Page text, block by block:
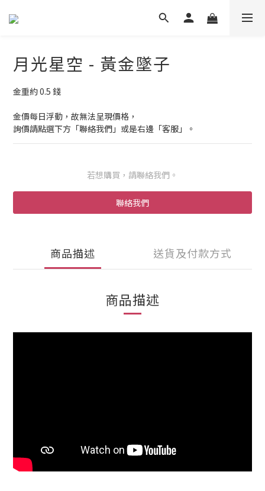
月光星空 - 黃金墜子
金重約 0.5 錢
金價每日浮動，故無法呈現價格，
詢價請點選下方「聯絡我們」或是右邊「客服」。
若想購買，請聯絡我們。
聯絡我們
商品描述 送貨及付款方式
商品描述